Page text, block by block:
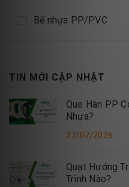
Bể nhựa PP/PVC
TIN MỚI CẬP NHẬT
Que Hàn PP
Nhựa?
27/07/2026
Quạt Hướng
Trình Nào?